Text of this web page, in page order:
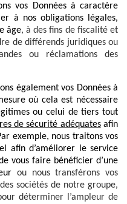
vos Données à caractère
à nos obligations légales,
âge, à des fins de fiscalité et
de différends juridiques ou
ou réclamations des
également vos Données à
où cela est nécessaire
ou celui de tiers tout
de sécurité adéquatesafin
exemple, nous traitons vos
afin d’améliorer le service
vous faire bénéficier d’une
ou nous transférons vos
sociétés de notre groupe,
déterminer l’ampleur de